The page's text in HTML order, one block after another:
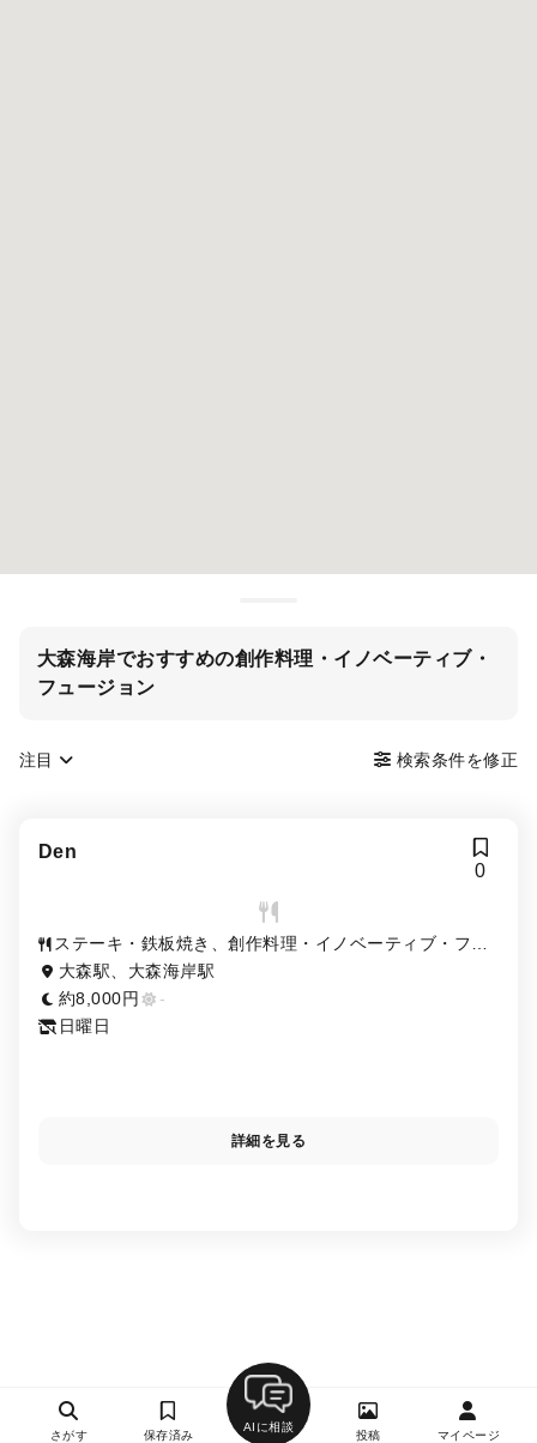
大森海岸でおすすめの創作料理・イノベーティブ・
フュージョン
注目 検索条件を修正
Den
0
ステーキ・鉄板焼き、創作料理・イノベーティブ・フュ
ージョン、焼き鳥・串焼き・鳥料理
大森駅、大森海岸駅
約8,000円
-
日曜日
詳細を見る
さがす 保存済み
AIに相談
投稿 マイページ